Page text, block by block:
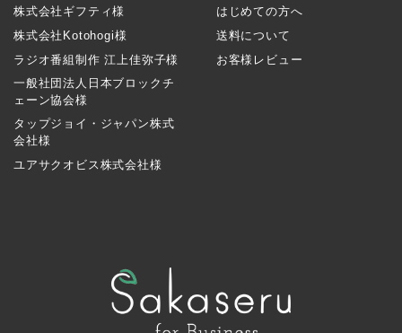
株式会社ギフティ様
株式会社Kotohogi様
ラジオ番組制作 江上佳弥子様
一般社団法人日本ブロックチ
ェーン協会様
タップジョイ・ジャパン株式
会社様
ユアサクオビス株式会社様
はじめての方へ
送料について
お客様レビュー